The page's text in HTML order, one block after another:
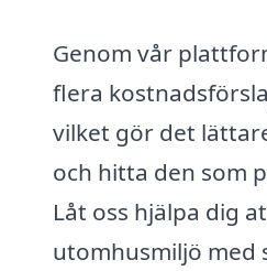
Genom vår
flera
vilket gör det
och hitta den som
Låt oss hjälpa dig
utomhusmiljö med